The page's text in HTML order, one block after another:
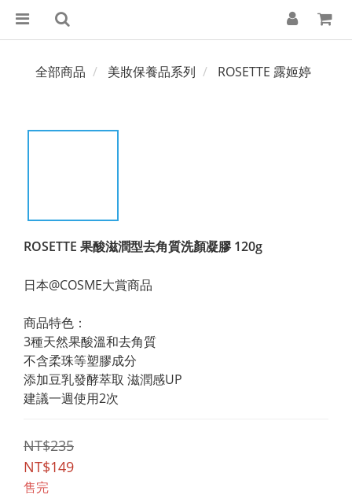
全部商品 美妝保養品系列 ROSETTE 露姬婷
ROSETTE 果酸滋潤型去角質洗顏凝膠 120g
日本@COSME大賞商品
商品特色：
3種天然果酸溫和去角質
不含柔珠等塑膠成分
添加豆乳發酵萃取 滋潤感UP
建議一週使用2次
NT$235
NT$149
售完